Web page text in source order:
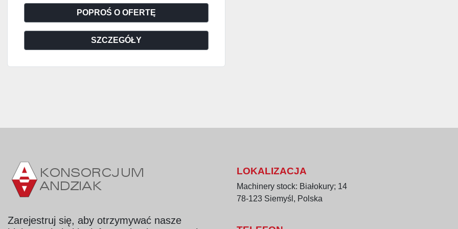
POPROŚ O OFERTĘ
SZCZEGÓŁY
Zarejestruj się, aby otrzymywać nasze
LOKALIZACJA
Machinery stock: Białokury; 14
78-123 Siemyśl, Polska